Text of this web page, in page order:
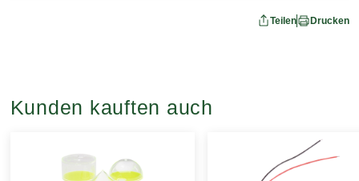
Teilen Drucken
Kunden kauften auch